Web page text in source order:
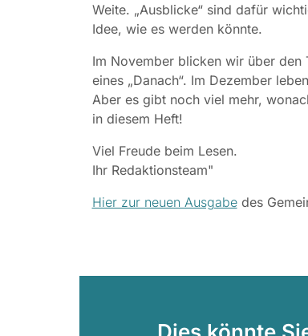
Weite. „Ausblicke“ sind dafür
Idee, wie es werden könnte.
Im November blicken wir über den
eines „Danach“. Im Dezember
Aber es gibt noch viel mehr,
in diesem Heft!
Viel Freude beim Lesen.
Ihr Redaktionsteam"
Hier zur neuen Ausgabedes